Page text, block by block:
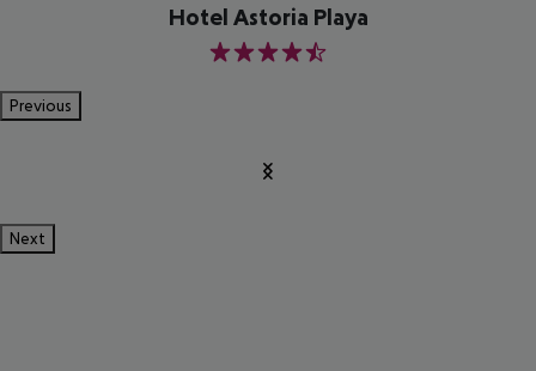
Hotel Astoria Playa
4.5
Previous
Next